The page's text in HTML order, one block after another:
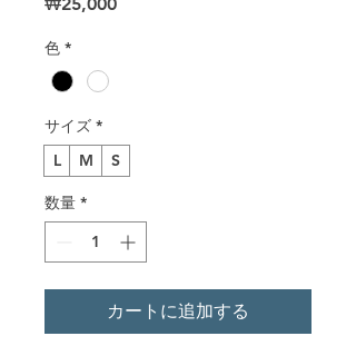
色 *
サイズ *
L
M S
数量 *
カートに追加する